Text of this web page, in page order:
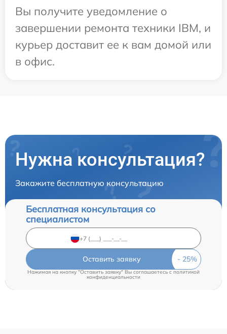
Вы получите уведомление о
завершении ремонта техники IBM, и
курьер доставит ее к вам домой или
в офис.
Нужна консультация?
Закажите бесплатную консультацию
Бесплатная консультация со
специалистом
Оставить заявку
Нажимая на кнопку "Оставить заявку" Вы соглашаетесь c политикой
конфиденциальности